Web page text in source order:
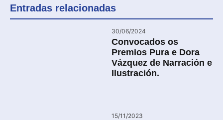
Entradas relacionadas
30/06/2024
Convocados os
Premios Pura e Dora
Vázquez de Narración e
Ilustración.
15/11/2023